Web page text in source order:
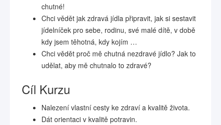
chutné!
Chci vědět jak zdravá jídla připravit, jak si sestavit
jídelníček pro sebe, rodinu, své malé dítě, v době
kdy jsem těhotná, kdy kojím …
Chci vědět proč mě chutná nezdravé jídlo? Jak to
udělat, aby mě chutnalo to zdravé?
Cíl Kurzu
Nalezení vlastní cesty ke zdraví a kvalitě života.
Dát orientaci v kvalitě potravin.